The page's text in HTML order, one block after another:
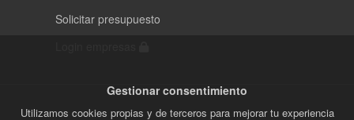
Solicitar presupuesto
Gestionar consentimiento
Utilizamos cookies propias y de terceros para mejorar tu experiencia